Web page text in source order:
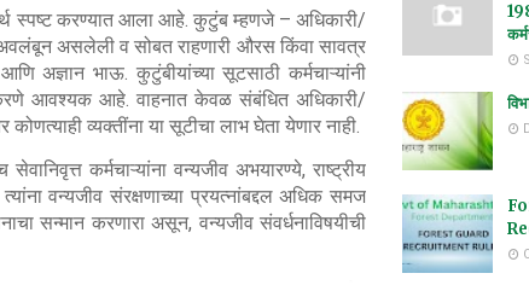
स्पष्ट करण्यात आला आहे. कुटुंब म्हणजे – अधिकारी/
अवलंबून असलेली व सोबत राहणारी औरस किंवा सावत्र
भाऊ. कुटुंबीयांच्या सूटसाठी कर्मचाऱ्यांनी
आवश्यक आहे. वाहनात केवळ संबंधित अधिकारी/
व्यक्तींना या सूटीचा लाभ घेता येणार नाही.
कर्मचाऱ्यांना वन्यजीव अभयारण्ये, राष्ट्रीय
वन्यजीव संरक्षणाच्या प्रयत्नांबद्दल अधिक समज
सन्मान करणारा असून, वन्यजीव संवर्धनाविषयीची